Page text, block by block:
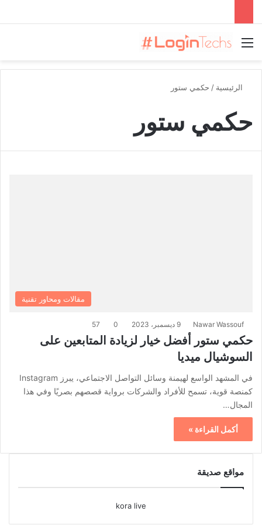
القائمة
الرئيسية / حكمي ستور
حكمي ستور
مقالات ومحاور تقنية
Nawar Wassouf 9 ديسمبر، 2023 0
57
حكمي ستور أفضل خيار لزيادة المتابعين على
السوشيال ميديا
في المشهد الواسع لهيمنة وسائل التواصل الاجتماعي، يبرز Instagram
كمنصة قوية، تسمح للأفراد والشركات برواية قصصهم بصريًا وفي هذا
المجال…
أكمل القراءة »
مواقع صديقة
kora live